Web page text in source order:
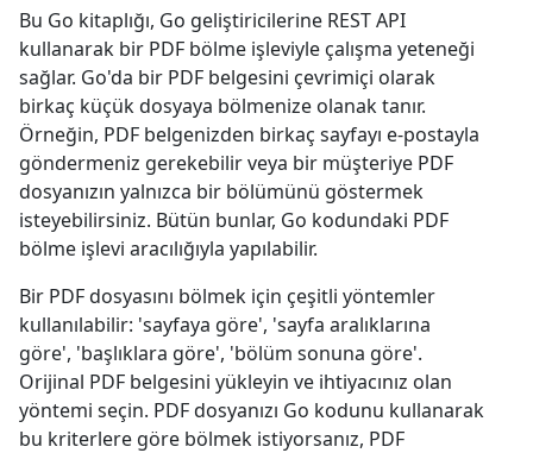
Bu Go kitaplığı, Go geliştiricilerine REST API
kullanarak bir PDF bölme işleviyle çalışma yeteneği
sağlar. Go'da bir PDF belgesini çevrimiçi olarak
birkaç küçük dosyaya bölmenize olanak tanır.
Örneğin, PDF belgenizden birkaç sayfayı e-postayla
göndermeniz gerekebilir veya bir müşteriye PDF
dosyanızın yalnızca bir bölümünü göstermek
isteyebilirsiniz. Bütün bunlar, Go kodundaki PDF
bölme işlevi aracılığıyla yapılabilir.
Bir PDF dosyasını bölmek için çeşitli yöntemler
kullanılabilir: 'sayfaya göre', 'sayfa aralıklarına
göre', 'başlıklara göre', 'bölüm sonuna göre'.
Orijinal PDF belgesini yükleyin ve ihtiyacınız olan
yöntemi seçin. PDF dosyanızı Go kodunu kullanarak
bu kriterlere göre bölmek istiyorsanız, PDF